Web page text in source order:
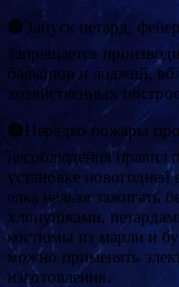
🟤Запуск петард,
запрещается
балконов и лоджий,
хозяйственных
🟤Нередко пожары
несоблюдения правил
установке новогодней
елка нельзя зажигать
хлопушками,
костюмы из марли и
можно применять
изготовления.